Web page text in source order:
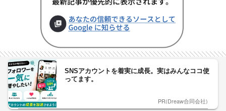
SNSアカウントを着実に成長。実はみんなココ使
ってます。
PR(Dreaw合同会社)